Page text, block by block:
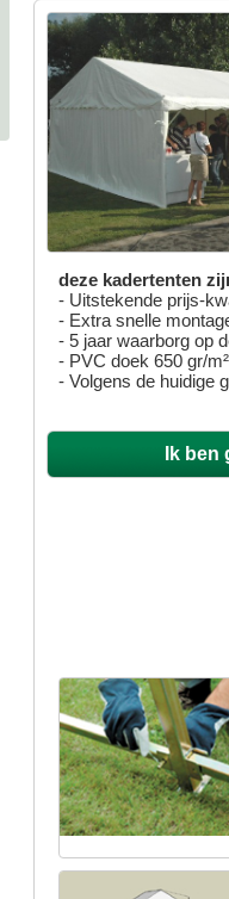
deze kadertenten
- Uitstekende prijs-
- Extra snelle
- 5 jaar waarborg op
- PVC doek 650 gr/
- Volgens de huidige
Ik